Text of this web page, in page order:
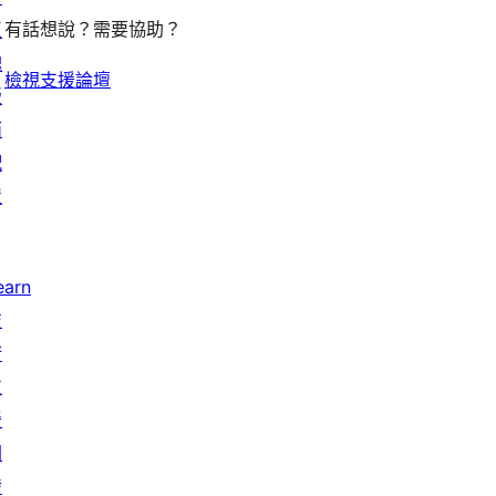
有話想說？需要協助？
檢視支援論壇